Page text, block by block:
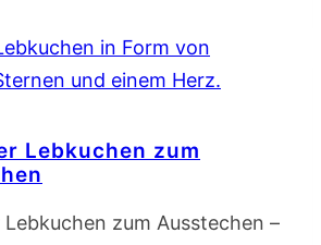
Lebkuchen zum
zum Ausstechen –